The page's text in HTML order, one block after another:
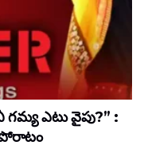
ఎటు వైపు?” :
పోరాటం